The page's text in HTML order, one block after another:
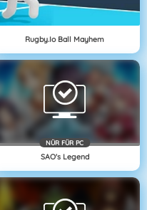
Rugby.io Ball Mayhem
NÜR FÜR PC
SAO's Legend